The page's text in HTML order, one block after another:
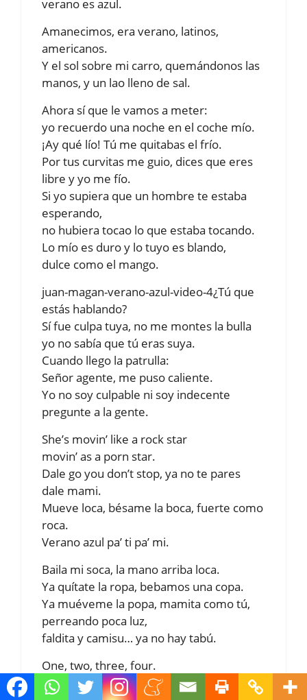
verano es azul.
Amanecimos, era verano, latinos,
americanos.
Y el sol sobre mi carro, quemándonos las
manos, y un lao lleno de sal.
Ahora sí que le vamos a meter:
yo recuerdo una noche en el coche mío.
¡Ay qué lío! Tú me quitabas el frío.
Por tus curvitas me guio, dices que eres
libre y yo me fío.
Si yo supiera que un hombre te estaba
esperando,
no hubiera tocao lo que estaba tocando.
Lo mío es duro y lo tuyo es blando,
dulce como el mango.
juan-magan-verano-azul-video-4¿Tú que
estás hablando?
Sí fue culpa tuya, no me montes la bulla
yo no sabía que tú eras suya.
Cuando llego la patrulla:
Señor agente, me puso caliente.
Yo no soy culpable ni soy indecente
pregunte a la gente.
She’s movin’ like a rock star
movin’ as a porn star.
Dale go you don’t stop, ya no te pares
dale mami.
Mueve loca, bésame la boca, fuerte como
roca.
Verano azul pa’ ti pa’ mi.
Baila mi soca, la mano arriba loca.
Ya quítate la ropa, bebamos una copa.
Ya muéveme la popa, mamita como tú,
perreando poca luz,
faldita y camisu… ya no hay tabú.
One, two, three, four.
She’s movin’ like a rock star